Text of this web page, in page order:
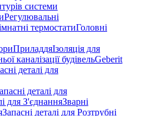
системи
Регулювальні
термостатиГоловні
ПриладдяІзоляція для
каналізації будівельGeberit
деталі для
деталі для
для З'єднанняЗварні
Запасні деталі для Розтрубні